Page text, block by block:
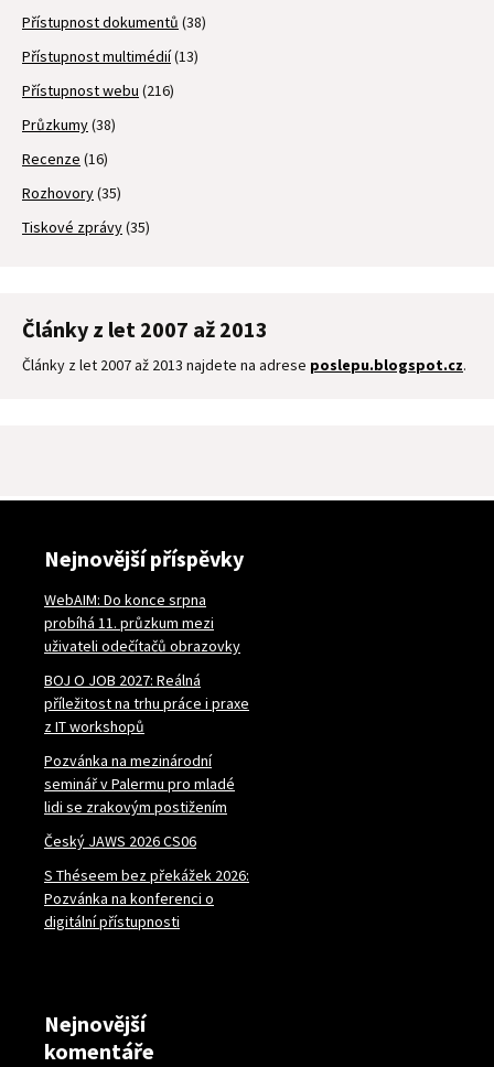
Přístupnost dokumentů (38)
Přístupnost multimédií(13)
Přístupnost webu (216)
Průzkumy(38)
Recenze (16)
Rozhovory(35)
Tiskové zprávy(35)
Články z let 2007 až 2013
Články z let 2007 až 2013 najdete na adrese poslepu.blogspot.cz.
Nejnovější příspěvky
WebAIM: Do konce srpna
probíhá 11. průzkum mezi
uživateli odečítačů obrazovky
BOJ O JOB 2027: Reálná
příležitost na trhu práce i praxe
z IT workshopů
Pozvánka na mezinárodní
seminář v Palermu pro mladé
lidi se zrakovým postižením
Český JAWS 2026 CS06
S Théseem bez překážek 2026:
Pozvánka na konferenci o
digitální přístupnosti
Nejnovější
komentáře